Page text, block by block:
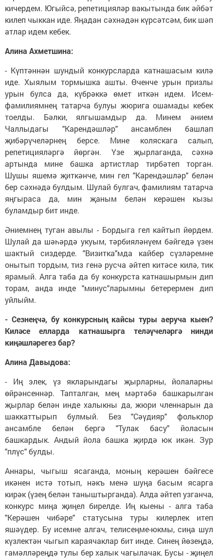
кичердем. Югыйсә, репетицияләр вакытында бик әйбәт
килеп чыккан иде. Яңадан сәхнәдән күрсәтсәм, бик шәп
атлар идем кебек.
Алина Ахметшина:
- Күптәннән шундый конкурсларда катнашасым килә
иде. Хыялым тормышка ашты. Өченче урын призлы
урын булса да, күбрәккә өмет иткән идем. Исем-
фамилиямнең татарча булуы жюрига ошамады кебек
тоелды. Бәлки, ялгышамдыр да. Минем әнием
Чаллыдагы "Карендәшләр" ансамблен башлап
җибәрүчеләрнең берсе. Мине коляскага салып,
репетицияләргә йөргән. Үзе җырлаганда, сәхнә
артында мине башка артистлар тирбәтеп торган.
Шушы яшемә җиткәнче, мин гел "Карендәшләр" белән
бер сәхнәдә булдым. Шулай булгач, фамилиям татарча
яңгыраса да, мин җаным белән керәшен кызы
буламдыр бит инде.
Әниемнең туган авылы - Бордыга гел кайтып йөрдем.
Шулай да шәһәрдә укуым, тәрбияләнүем бәйгедә үзен
шактый сиздерде. "Визитка"мда кайбер сүзләремне
онытып тордым, тиз генә русча әйтеп китәсе килә, тик
ярамый. Алга таба да бу конкурста катнашырмын дип
торам, анда инде "минус"ларымны бетерермен дип
уйлыйм.
- Сезнеңчә, бу конкурсның кайсы туры аеруча кыен?
Киләсе елларда катнашырга теләүчеләргә нинди
киңәшләрегез бар?
Алина Давыдова:
- Иң элек, үз якларындагы җырларны, йолаларны
өйрәнсеннәр. Тапталган, мең мәртәбә башкарылган
җырлар белән инде халыкны да, жюри членнарын да
шаккаттырып булмый. Без "Сәүдияр" фольклор
ансамбле белән бергә "Тулак басу" йоласын
башкардык. Андый йола башка җирдә юк икән. Зур
"плүс" булды.
Аннары, чыгыш ясаганда, моның керәшен бәйгесе
икәнен истә тотып, нәкъ менә шуңа басым ясарга
кирәк (үзең белән таныштырганда). Алда әйтеп узганча,
конкурс миңа җиңел бирелде. Иң кыены - алга таба
"Керәшен чибәре" статусына туры килерлек итеп
яшәүдер. Бу исемне алгач, телисеңме-юкмы, сиңа шул
күзлектән чыгып караячаклар бит инде. Синең йөзеңдә,
гамәлләреңдә тулы бер халык чагылачак. Бусы - җиңел